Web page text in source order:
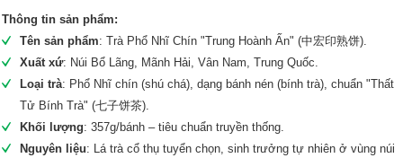
Thông tin sản phẩm:
Tên sản phẩm: Trà Phổ Nhĩ Chín "Trung Hoành Ấn" (中宏印熟饼).
Xuất xứ: Núi Bổ Lãng, Mãnh Hải, Vân Nam, Trung Quốc.
Loại trà: Phổ Nhĩ chín (shú chá), dạng bánh nén (bính trà), chuẩn "Thất
Tử Bính Trà" (七子饼茶).
Khối lượng: 357g/bánh – tiêu chuẩn truyền thống.
Nguyên liệu: Lá trà cổ thụ tuyển chọn, sinh trưởng tự nhiên ở vùng núi